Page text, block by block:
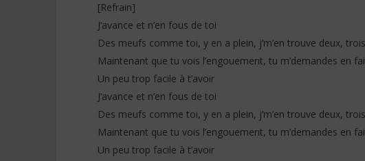
[Refrain]
J’avance et n’en fous de toi
Des meufs comme toi, y en a plein, j’m’en trouve deux, trois
Maintenant que tu vois l’engouement, tu m’demandes en
Un peu trop facile à t’avoir
J’avance et n’en fous de toi
Des meufs comme toi, y en a plein, j’m’en trouve deux, trois
Maintenant que tu vois l’engouement, tu m’demandes en
Un peu trop facile à t’avoir